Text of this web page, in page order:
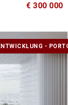
€ 300 000
-